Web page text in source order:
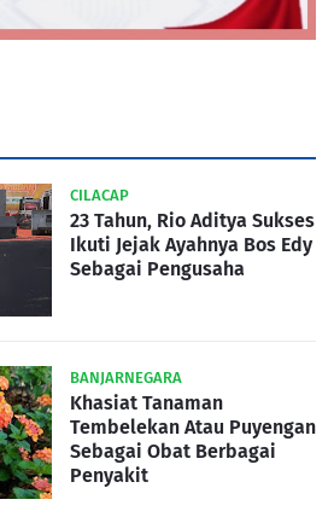
CILACAP
23 Tahun, Rio Aditya Sukses
Ikuti Jejak Ayahnya Bos Edy
Sebagai Pengusaha
BANJARNEGARA
Khasiat Tanaman
Tembelekan Atau Puyengan
Sebagai Obat Berbagai
Penyakit